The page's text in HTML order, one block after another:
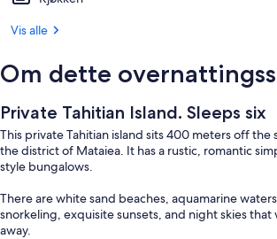
Vis alle
Om dette
Private Tahitian Island. Sleeps six
This private Tahitian island sits 400 meters off the
the district of Mataiea. It has a rustic, romantic
style bungalows.
There are white sand beaches, aquamarine
snorkeling, exquisite sunsets, and night skies
away.